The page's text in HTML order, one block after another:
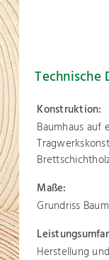
Technische
Konstruktion:
Baumhaus auf
Maße:
Grundriss
Herstellung